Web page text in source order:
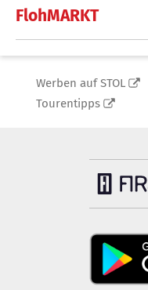
FlohMARKT
Werben auf STOL
Tourentipps